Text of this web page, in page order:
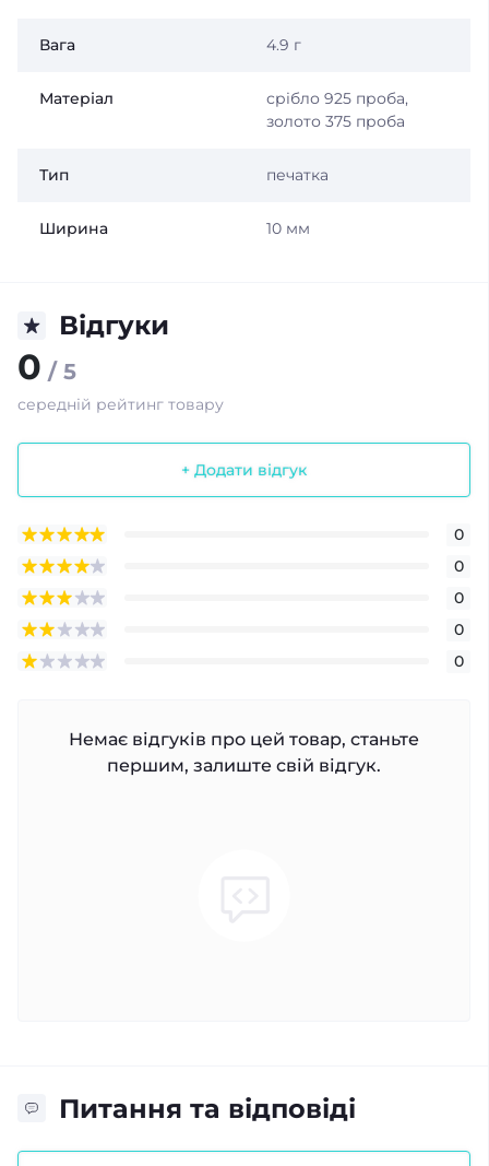
Вага 4.9 г
Матеріал
срібло 925 проба,
золото 375 проба
Тип печатка
Ширина 10 мм
Відгуки
0 / 5
середній рейтинг товару
+ Додати відгук
0
0
0
0
0
Немає відгуків про цей товар, станьте
першим, залиште свій відгук.
Питання та відповіді